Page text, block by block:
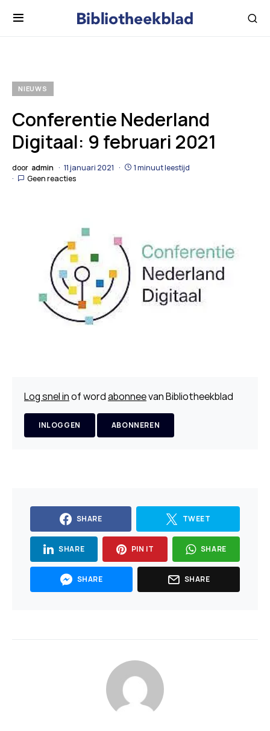
NIEUWS
Conferentie Nederland
Digitaal: 9 februari 2021
door admin 11 januari 2021
1 minuut leestijd
Geen reacties
Log snel inof wordabonneevan Bibliotheekblad
INLOGGEN ABONNEREN
SHARE TWEET
SHARE PIN IT SHARE
SHARE SHARE